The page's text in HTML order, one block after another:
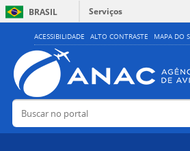
ACESSIBILIDADE ALTO CONTRASTE MAPA DO
BRASIL
Serviços
Buscar no portal